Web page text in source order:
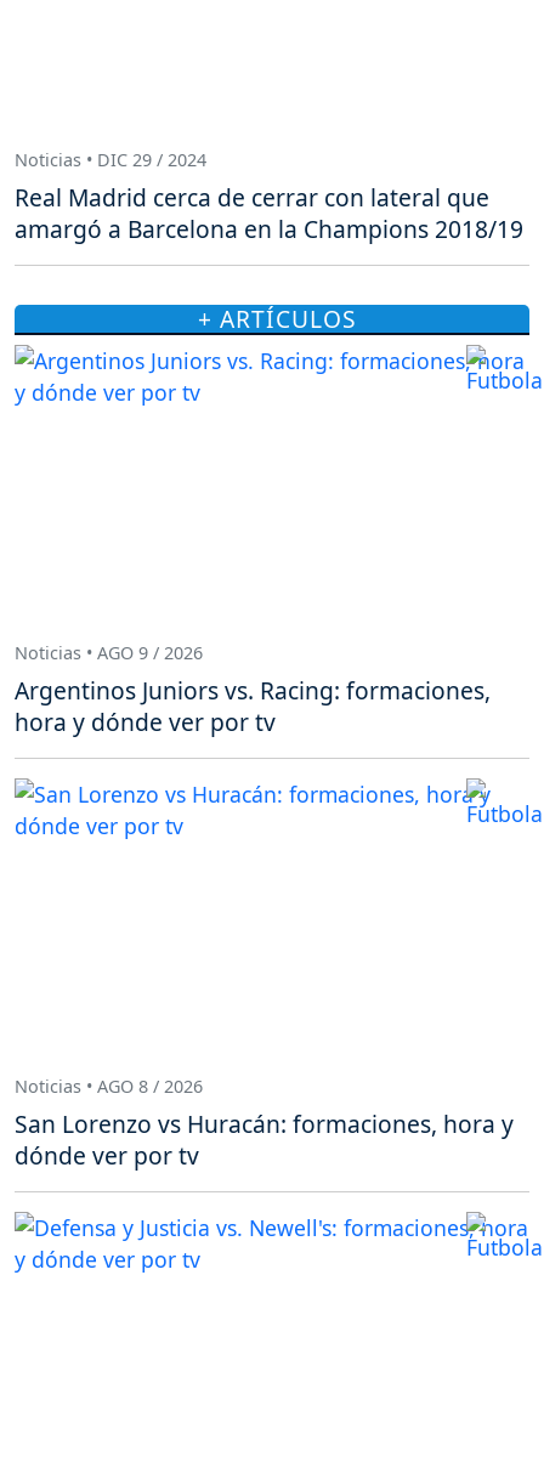
Noticias • DIC 29 / 2024
Real Madrid cerca de cerrar con lateral que
amargó a Barcelona en la Champions 2018/19
+ ARTÍCULOS
Noticias • AGO 9 / 2026
Argentinos Juniors vs. Racing: formaciones,
hora y dónde ver por tv
Noticias • AGO 8 / 2026
San Lorenzo vs Huracán: formaciones, hora y
dónde ver por tv